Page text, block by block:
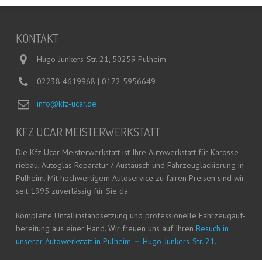
KON­TAKT
Hugo-Junkers-Str. 21, 50259 Pulheim
02238 4619968 | 0172 5956649
info@kfz-ucar.de
KFZ UCAR MEISTERWERKSTATT
Die Kfz Ucar Meis­ter­werk­statt ist Ihre Auto­werk­statt für Karos­se­
rie­bau, Auto­glas Repa­ra­tur / Aus­tausch und Fahr­zeug­la­ckie­rung in
Pul­heim. Mit hoch­wer­ti­gem Auto­ser­vice zu fai­ren Prei­sen sind wir
seit 1995 zuver­läs­sig für Sie da.
Kom­plet­te Unfall­in­stand­set­zung und pro­fes­sio­nel­le Fahr­zeug­auf­
be­rei­tung aus einer Hand. Wir freu­en uns auf Ihren Besuch in
unse­rer Auto­werk­statt in Pul­heim — Hugo-Jun­kers-Str. 21.